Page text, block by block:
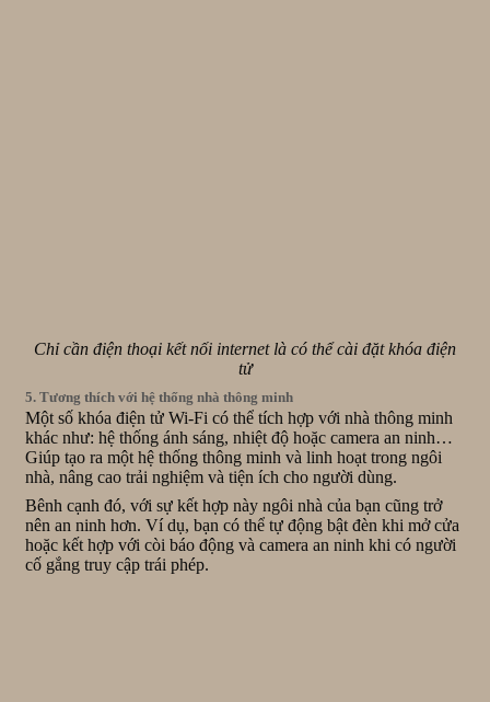
Chỉ cần điện thoại kết nối internet là có thể cài đặt khóa điện
tử
5. Tương thích với hệ thống nhà thông minh
Một số khóa điện tử Wi-Fi có thể tích hợp với nhà thông minh
khác như: hệ thống ánh sáng, nhiệt độ hoặc camera an ninh…
Giúp tạo ra một hệ thống thông minh và linh hoạt trong ngôi
nhà, nâng cao trải nghiệm và tiện ích cho người dùng.
Bênh cạnh đó, với sự kết hợp này ngôi nhà của bạn cũng trở
nên an ninh hơn. Ví dụ, bạn có thể tự động bật đèn khi mở cửa
hoặc kết hợp với còi báo động và camera an ninh khi có người
cố gắng truy cập trái phép.